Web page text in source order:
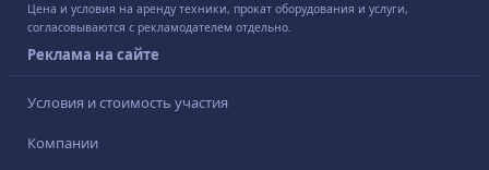
Цена и условия на аренду техники, прокат оборудования и услуги,
согласовываются с рекламодателем отдельно.
Реклама на сайте
Условия и стоимость участия
Компании